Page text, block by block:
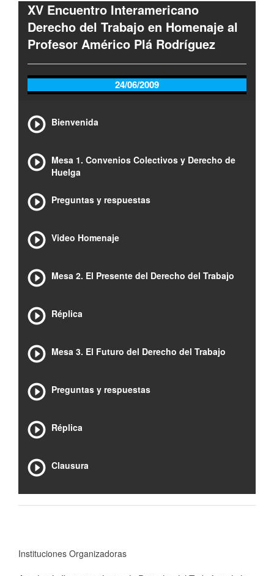
XV Encuentro Interamericano
Derecho del Trabajo en Homenaje al
Profesor Américo Plá Rodríguez
24/06/2009
Bienvenida
Mesa 1. Convenios Colectivos y Derecho de
Huelga
Preguntas y respuestas
Video Homenaje
Mesa 2. El Presente del Derecho del Trabajo
Réplica
Mesa 3. El Futuro del Derecho del Trabajo
Preguntas y respuestas
Réplica
Clausura
Instituciones Organizadoras